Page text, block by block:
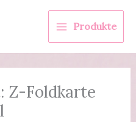
Produkte
Z-Foldkarte